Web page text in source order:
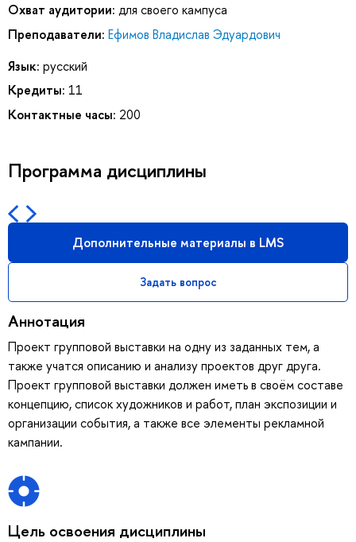
Охват аудитории: для своего кампуса
Преподаватели: Ефимов Владислав Эдуардович
Язык: русский
Кредиты: 11
Контактные часы: 200
Программа дисциплины
Дополнительные материалы в LMS
Задать вопрос
Аннотация
Проект групповой выставки на одну из заданных тем, а
также учатся описанию и анализу проектов друг друга.
Проект групповой выставки должен иметь в своём составе
концепцию, список художников и работ, план экспозиции и
организации события, а также все элементы рекламной
кампании.
Цель освоения дисциплины